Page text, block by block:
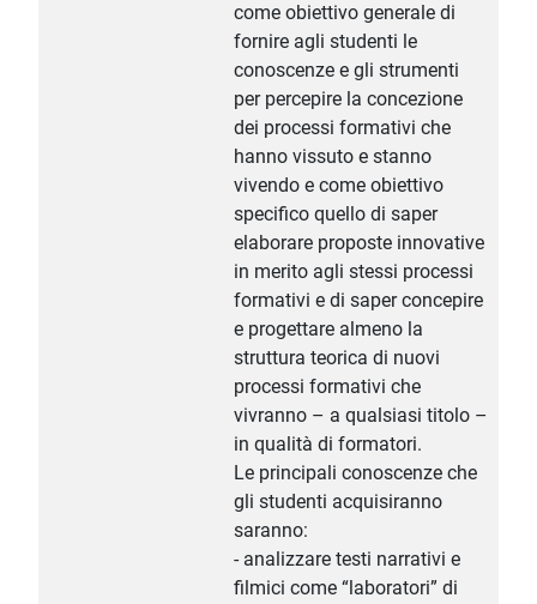
come obiettivo generale di
fornire agli studenti le
conoscenze e gli strumenti
per percepire la concezione
dei processi formativi che
hanno vissuto e stanno
vivendo e come obiettivo
specifico quello di saper
elaborare proposte innovative
in merito agli stessi processi
formativi e di saper concepire
e progettare almeno la
struttura teorica di nuovi
processi formativi che
vivranno – a qualsiasi titolo –
in qualità di formatori.
Le principali conoscenze che
gli studenti acquisiranno
saranno:
- analizzare testi narrativi e
filmici come “laboratori” di